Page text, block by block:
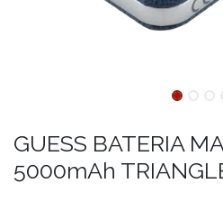
GUESS BATERIA
5000mAh